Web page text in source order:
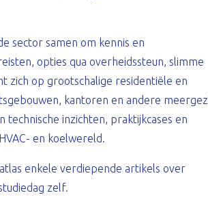
sector samen om kennis en
opties qua overheidssteun, slimme
zich op grootschalige residentiële en
kantoren en andere
inzichten, praktijkcases en
en koelwereld.
enkele verdiepende artikels over
zelf.